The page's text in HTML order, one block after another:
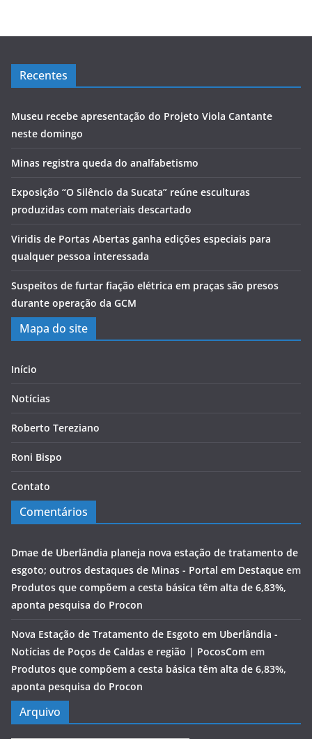
Recentes
Museu recebe apresentação do Projeto Viola Cantante
neste domingo
Minas registra queda do analfabetismo
Exposição “O Silêncio da Sucata” reúne esculturas
produzidas com materiais descartado
Viridis de Portas Abertas ganha edições especiais para
qualquer pessoa interessada
Suspeitos de furtar fiação elétrica em praças são presos
durante operação da GCM
Mapa do site
Início
Notícias
Roberto Tereziano
Roni Bispo
Contato
Comentários
Dmae de Uberlândia planeja nova estação de tratamento de
esgoto; outros destaques de Minas - Portal em Destaque em
Produtos que compõem a cesta básica têm alta de 6,83%,
aponta pesquisa do Procon
Nova Estação de Tratamento de Esgoto em Uberlândia -
Notícias de Poços de Caldas e região | PocosCom em
Produtos que compõem a cesta básica têm alta de 6,83%,
aponta pesquisa do Procon
Arquivo